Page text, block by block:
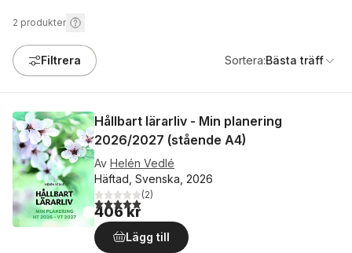
2 produkter
Filtrera Sortera:Bästa träff
Hållbart lärarliv - Min planering
2026/2027 (stående A4)
Av Helén Vedlé
Häftad, Svenska, 2026
5,0utav 5 stjärnor. Totalt antal röster:
(2)
406 kr
Lägg till